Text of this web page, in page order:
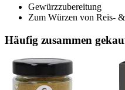
Gewürzzubereitung
Zum Würzen von Reis-
Häufig zusammen